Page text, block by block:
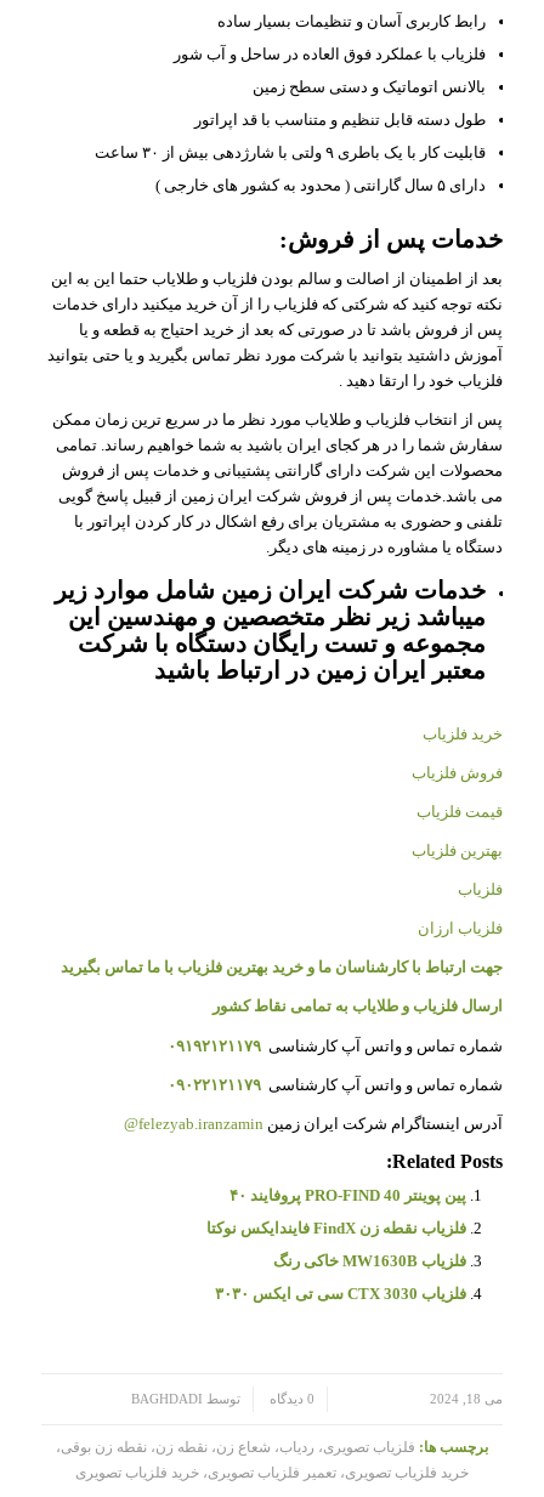
رابط کاربری آسان و تنظیمات بسیار ساده
فلزیاب با عملکرد فوق العاده در ساحل و آب شور
بالانس اتوماتیک و دستی سطح زمین
طول دسته قابل تنظیم و متناسب با قد اپراتور
قابلیت کار با یک باطری ۹ ولتی با شارژدهی بیش از ۳۰ ساعت
دارای ۵ سال گارانتی ( محدود به کشور های خارجی )
خدمات پس از فروش:
بعد از اطمینان از اصالت و سالم بودن فلزیاب و طلایاب حتما این به این
نکته توجه کنید که شرکتی که فلزیاب را از آن خرید میکنید دارای خدمات
پس از فروش باشد تا در صورتی که بعد از خرید احتیاج به قطعه و یا
آموزش داشتید بتوانید با شرکت مورد نظر تماس بگیرید و یا حتی بتوانید
فلزیاب خود را ارتقا دهید .
پس از انتخاب فلزیاب و طلایاب مورد نظر ما در سریع ترین زمان ممکن
سفارش شما را در هر کجای ایران باشید به شما خواهیم رساند. تمامی
محصولات این شرکت دارای گارانتی پشتیبانی و خدمات پس از فروش
می باشد.خدمات پس از فروش شرکت ایران زمین از قبیل پاسخ گویی
تلفنی و حضوری به مشتریان برای رفع اشکال در کار کردن اپراتور با
دستگاه یا مشاوره در زمینه های دیگر.
خدمات شرکت ایران زمین شامل موارد زیر
میباشد زیر نظر متخصصین و مهندسین این
مجموعه و تست رایگان دستگاه با شرکت
معتبر ایران زمین در ارتباط باشید
خرید فلزیاب
فروش فلزیاب
قیمت فلزیاب
بهترین فلزیاب
فلزیاب
فلزیاب ارزان
جهت ارتباط با کارشناسان ما و خرید بهترین فلزیاب با ما تماس بگیرید
ارسال فلزیاب و طلایاب به تمامی نقاط کشور
شماره تماس و واتس آپ کارشناسی ۰۹۱۹۲۱۲۱۱۷۹
شماره تماس و واتس آپ کارشناسی ۰۹۰۲۲۱۲۱۱۷۹
آدرس اینستاگرام شرکت ایران زمین felezyab.iranzamin@
Related Posts:
پین پوینتر PRO-FIND 40 پروفایند ۴۰
فلزیاب نقطه زن FindX فایندایکس نوکتا
فلزیاب MW1630B خاکی رنگ
فلزیاب CTX 3030 سی تی ایکس ۳۰۳۰
می 18, 2024 0 دیدگاه توسط BAGHDADI
برچسب ها: فلزیاب تصویری، ردیاب، شعاع زن، نقطه زن، نقطه زن بوقی،
خرید فلزیاب تصویری، تعمیر فلزیاب تصویری، خرید فلزیاب تصویری